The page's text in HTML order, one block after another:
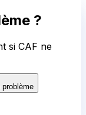
?
si CAF ne
problème